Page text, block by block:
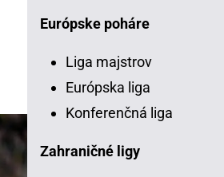
Európske poháre
Liga majstrov
Európska liga
Konferenčná liga
Zahraničné ligy